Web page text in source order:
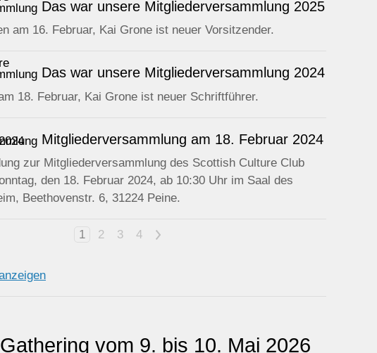
Das war unsere Mitgliederversammlung 2025
am 16. Februar, Kai Grone ist neuer Vorsitzender.
Das war unsere Mitgliederversammlung 2024
18. Februar, Kai Grone ist neuer Schriftführer.
Mitgliederversammlung am 18. Februar 2024
zur Mitgliederversammlung des Scottish Culture Club
den 18. Februar 2024, ab 10:30 Uhr im Saal des
Beethovenstr. 6, 31224 Peine.
1 2 3 4 >
vom 9. bis 10. Mai 2026